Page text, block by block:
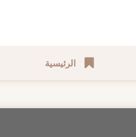
الرئيسية